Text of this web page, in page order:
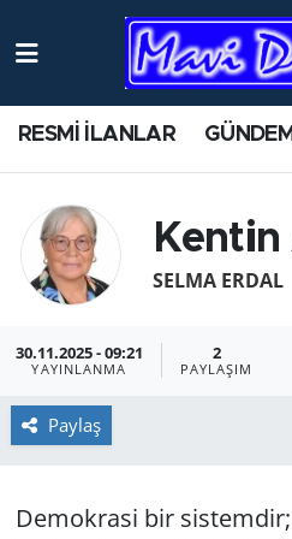
RESMİ İLANLAR GÜNDEM
Ken­tin
SELMA ERDAL
30.11.2025 - 09:21
YAYINLANMA
2
PAYLAŞIM
Paylaş
De­mok­ra­si bir
ANTİK YERLER
AYDIN
BİLİM VE TEKNOLOJİ
EKONOMİ
GENEL
Nöbetçi Eczaneler
Namaz Vakitleri
Trafik Durumu
Süper Lig Puan
Son Dakika Haberleri
Haber Arşivi